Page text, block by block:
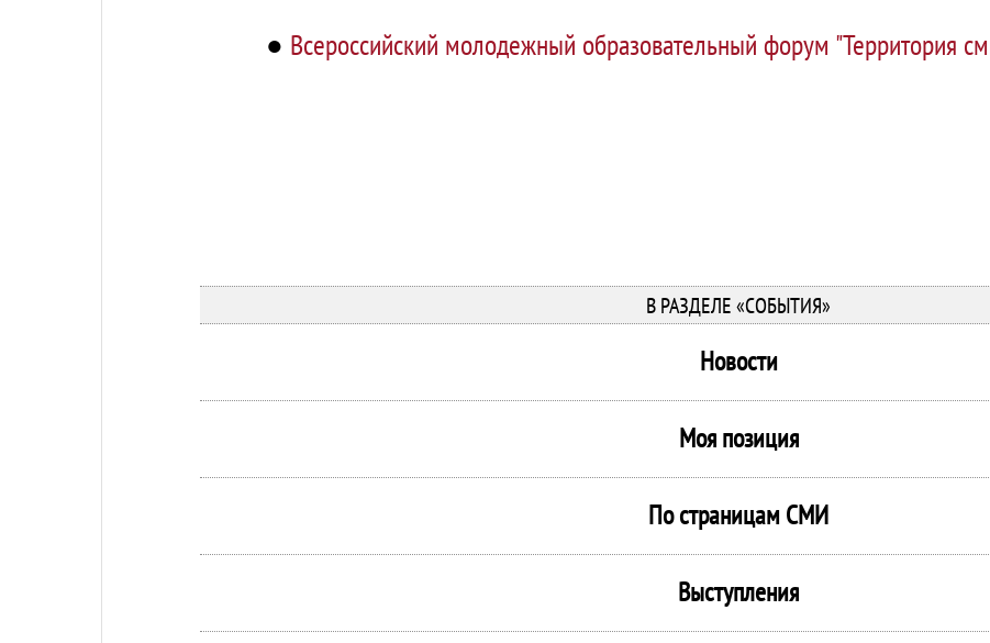
● Всероссийский молодежный образовательный форум "Территория
В РАЗДЕЛЕ «СОБЫТИЯ»
Новости
Моя позиция
По страницам СМИ
Выступления